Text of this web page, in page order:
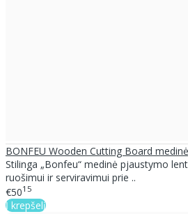
BONFEU Wooden Cutting Board
Stilinga „Bonfeu“ medinė pjaustymo
ruošimui ir serviravimui prie ..
€5015
Į krepšelį